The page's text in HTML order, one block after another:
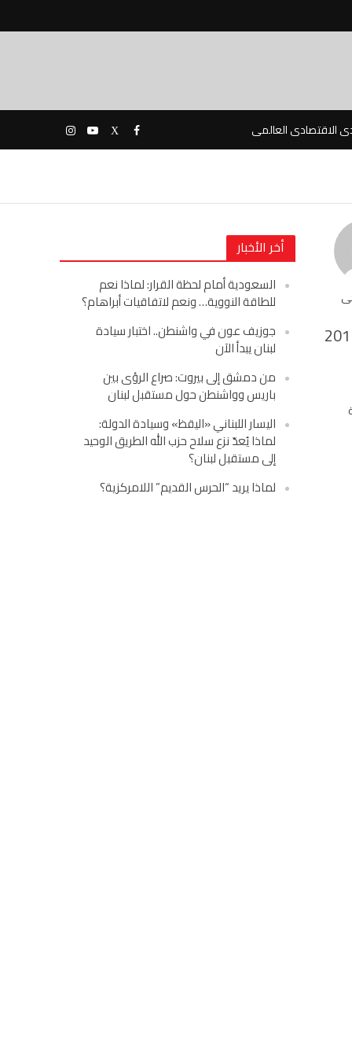
الاقتصادى العالمى
أخر الأخبار
السعودية أمام لحظة القرار: لماذا نعم
للطاقة النووية… ونعم لاتفاقيات أبراهام؟
جوزيف عون في واشنطن.. اختبار سيادة
لبنان يبدأ الآن
من دمشق إلى بيروت: صراع الرؤى بين
باريس وواشنطن حول مستقبل لبنان
اليسار اللبناني «اليقظ» وسيادة الدولة:
لماذا يُعدّ نزع سلاح حزب الله الطريق الوحيد
إلى مستقبل لبنان؟
لماذا يريد “الحرس القديم” اللامركزية؟